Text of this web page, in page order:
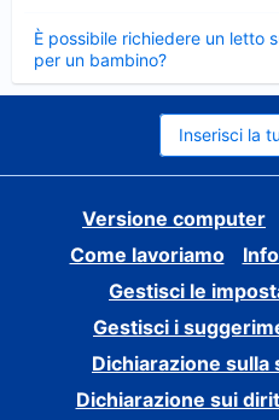
È possibile richiedere un letto
per un bambino?
Elemento
chiuso
Inserisci la
Versione computer
Come lavoriamo
Gestisci le
Gestisci i
Dichiarazione
Dichiarazione sui